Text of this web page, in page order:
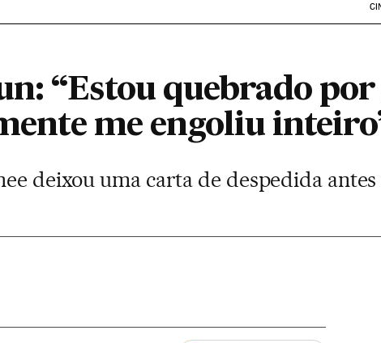
“Estou quebrado
me engoliu
deixou uma carta de despedida